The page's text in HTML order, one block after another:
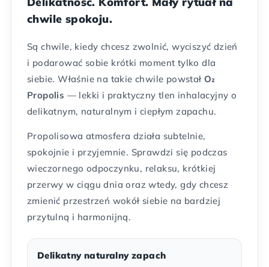
chwile spokoju.
Są chwile, kiedy chcesz zwolnić, wyciszyć dzień
i podarować sobie krótki moment tylko dla
siebie. Właśnie na takie chwile powstał O₂
Propolis — lekki i praktyczny tlen inhalacyjny o
delikatnym, naturalnym i ciepłym zapachu.
Propolisowa atmosfera działa subtelnie,
spokojnie i przyjemnie. Sprawdzi się podczas
wieczornego odpoczynku, relaksu, krótkiej
przerwy w ciągu dnia oraz wtedy, gdy chcesz
zmienić przestrzeń wokół siebie na bardziej
przytulną i harmonijną.
Delikatny naturalny zapach